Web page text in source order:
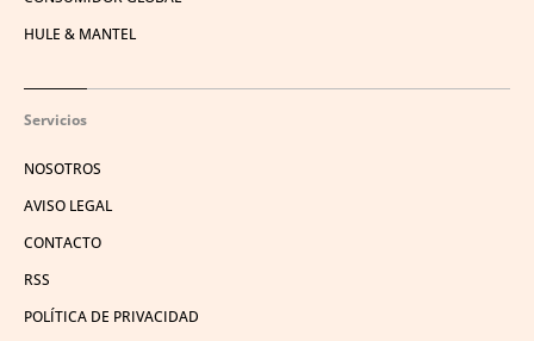
HULE & MANTEL
Servicios
NOSOTROS
AVISO LEGAL
CONTACTO
RSS
POLÍTICA DE PRIVACIDAD